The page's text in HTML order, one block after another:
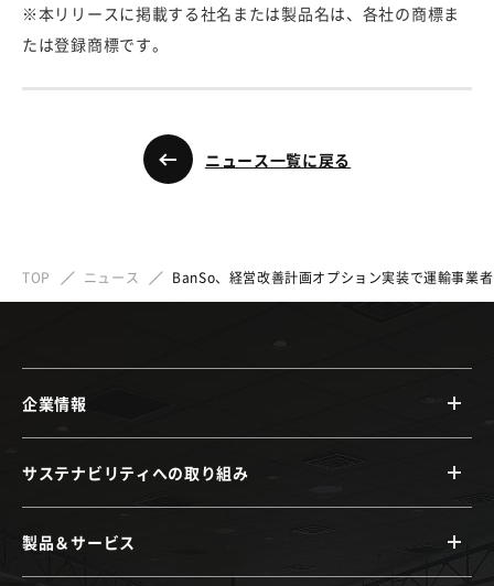
※本リリースに掲載する社名または製品名は、各社の商標ま
たは登録商標です。
ニュース一覧に戻る
TOP ニュース BanSo、経営改善計画オプション実装で運輸事業
企業情報
サステナビリティへの取り組み
製品＆サービス